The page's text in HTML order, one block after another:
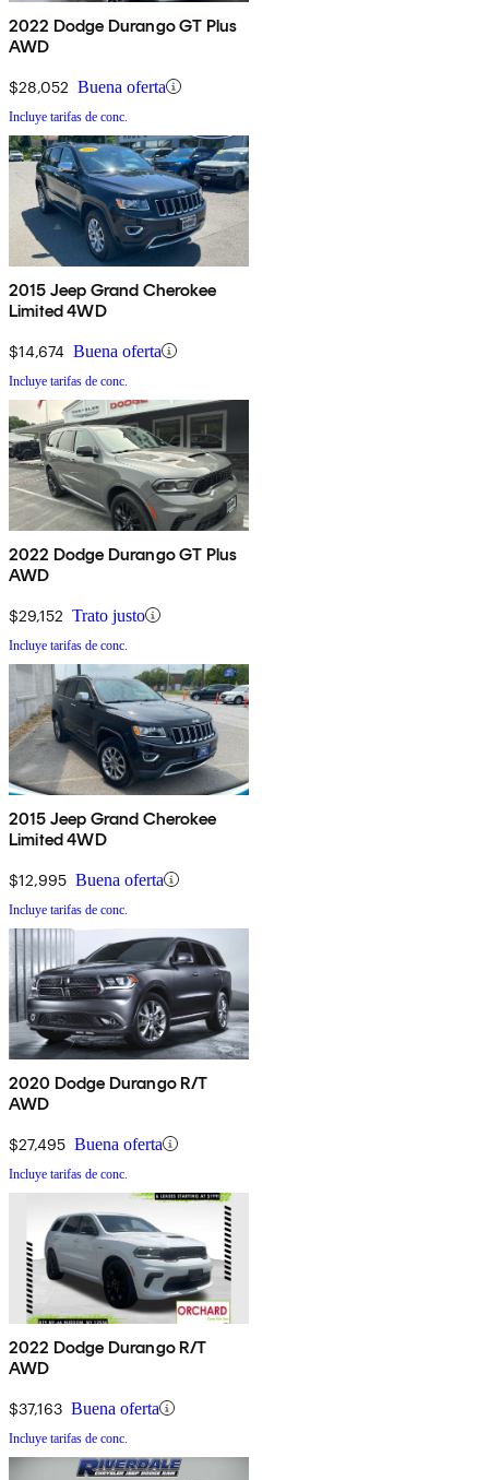
2022 Dodge Durango GT Plus
AWD
$28,052 Buena oferta
Incluye tarifas de conc.
2015 Jeep Grand Cherokee
Limited 4WD
$14,674 Buena oferta
Incluye tarifas de conc.
2022 Dodge Durango GT Plus
AWD
$29,152 Trato justo
Incluye tarifas de conc.
2015 Jeep Grand Cherokee
Limited 4WD
$12,995 Buena oferta
Incluye tarifas de conc.
2020 Dodge Durango R/T
AWD
$27,495 Buena oferta
Incluye tarifas de conc.
2022 Dodge Durango R/T
AWD
$37,163 Buena oferta
Incluye tarifas de conc.